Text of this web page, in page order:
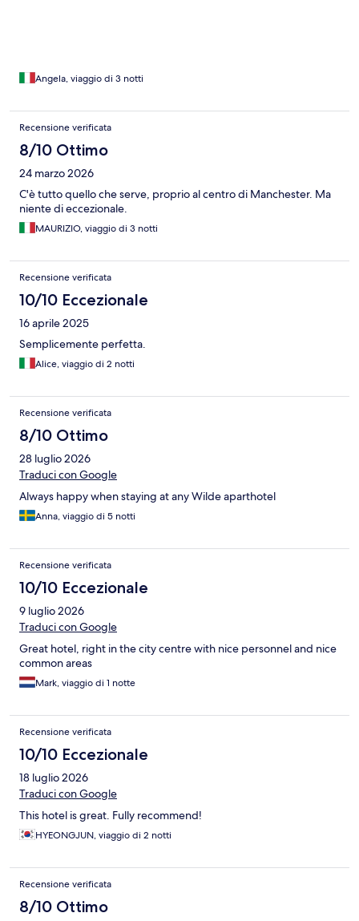
Angela, viaggio di 3 notti
Recensione verificata
8/10 Ottimo
24 marzo 2026
C'è tutto quello che serve, proprio al centro di Manchester. Ma
niente di eccezionale.
MAURIZIO, viaggio di 3 notti
Recensione verificata
10/10 Eccezionale
16 aprile 2025
Semplicemente perfetta.
Alice, viaggio di 2 notti
Recensione verificata
8/10 Ottimo
28 luglio 2026
Traduci con Google
Always happy when staying at any Wilde aparthotel
Anna, viaggio di 5 notti
Recensione verificata
10/10 Eccezionale
9 luglio 2026
Traduci con Google
Great hotel, right in the city centre with nice personnel and nice
common areas
Mark, viaggio di 1 notte
Recensione verificata
10/10 Eccezionale
18 luglio 2026
Traduci con Google
This hotel is great. Fully recommend!
HYEONGJUN, viaggio di 2 notti
Recensione verificata
8/10 Ottimo